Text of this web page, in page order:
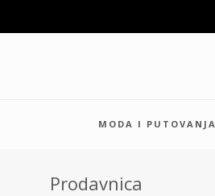
MODA I PUTOVANJA
Prodavnica